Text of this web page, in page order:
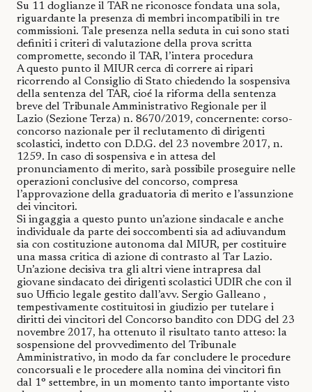
Su 11 doglianze il TAR ne riconosce fondata una sola,
riguardante la presenza di membri incompatibili in tre
commissioni. Tale presenza nella seduta in cui sono stati
definiti i criteri di valutazione della prova scritta
compromette, secondo il TAR, l’intera procedura
A questo punto il MIUR cerca di correre ai ripari
ricorrendo al Consiglio di Stato chiedendo la sospensiva
della sentenza del TAR, cioé la riforma della sentenza
breve del Tribunale Amministrativo Regionale per il
Lazio (Sezione Terza) n. 8670/2019, concernente: corso-
concorso nazionale per il reclutamento di dirigenti
scolastici, indetto con D.D.G. del 23 novembre 2017, n.
1259. In caso di sospensiva e in attesa del
pronunciamento di merito, sarà possibile proseguire nelle
operazioni conclusive del concorso, compresa
l’approvazione della graduatoria di merito e l’assunzione
dei vincitori.
Si ingaggia a questo punto un’azione sindacale e anche
individuale da parte dei soccombenti sia ad adiuvandum
sia con costituzione autonoma dal MIUR, per costituire
una massa critica di azione di contrasto al Tar Lazio.
Un’azione decisiva tra gli altri viene intrapresa dal
giovane sindacato dei dirigenti scolastici UDIR che con il
suo Ufficio legale gestito dall’avv. Sergio Galleano ,
tempestivamente costituitosi in giudizio per tutelare i
diritti dei vincitori del Concorso bandito con DDG del 23
novembre 2017, ha ottenuto il risultato tanto atteso: la
sospensione del provvedimento del Tribunale
Amministrativo, in modo da far concludere le procedure
concorsuali e le procedere alla nomina dei vincitori fin
dal 1° settembre, in un momento tanto importante visto